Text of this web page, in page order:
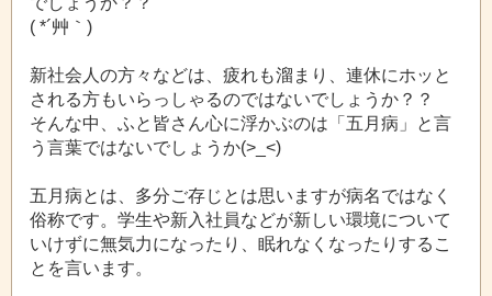
( *´艸｀)
新社会人の方々などは、疲れも溜まり、連休にホッと
される方もいらっしゃるのではないでしょうか？？
そんな中、ふと皆さん心に浮かぶのは「五月病」と言
う言葉ではないでしょうか(>_<)
五月病とは、多分ご存じとは思いますが病名ではなく
俗称です。学生や新入社員などが新しい環境について
いけずに無気力になったり、眠れなくなったりするこ
とを言います。